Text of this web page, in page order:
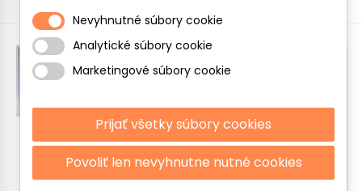
Nevyhnutné súbory cookie
Analytické súbory cookie
Marketingové súbory cookie
Prijať všetky súbory cookies
Povoliť len nevyhnutne nutné cookies